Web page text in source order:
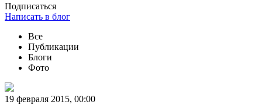
Подписаться
Написать в блог
Все
Публикации
Блоги
Фото
19 февраля 2015, 00:00